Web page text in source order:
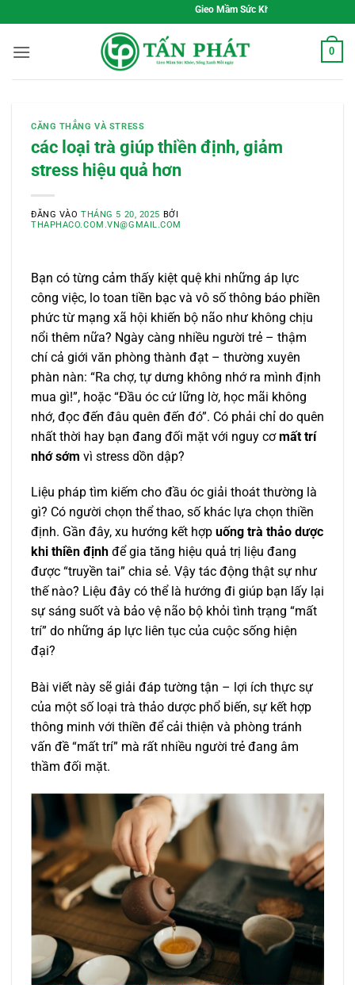
qua
nội
Gieo Mầm Sức Khỏe, Sống Xanh Mỗi Ngày
0
CĂNG THẲNG VÀ STRESS
các loại trà giúp thiền định, giảm
stress hiệu quả hơn
ĐĂNG VÀOTHÁNG 5 20, 2025 BỞI
THAPHACO.COM.VN@GMAIL.COM
Bạn có từng cảm thấy kiệt quệ khi những áp lực
công việc, lo toan tiền bạc và vô số thông báo phiền
phức từ mạng xã hội khiến bộ não như không chịu
nổi thêm nữa? Ngày càng nhiều người trẻ – thậm
chí cả giới văn phòng thành đạt – thường xuyên
phàn nàn: “Ra chợ, tự dưng không nhớ ra mình định
mua gì!”, hoặc “Đầu óc cứ lững lờ, học mãi không
nhớ, đọc đến đâu quên đến đó”. Có phải chỉ do quên
nhất thời hay bạn đang đối mặt với nguy cơmất trí
nhớ sớm vì stress dồn dập?
Liệu pháp tìm kiếm cho đầu óc giải thoát thường là
gì? Có người chọn thể thao, số khác lựa chọn thiền
định. Gần đây, xu hướng kết hợp uống trà thảo dược
khi thiền định để gia tăng hiệu quả trị liệu đang
được “truyền tai” chia sẻ. Vậy tác động thật sự như
thế nào? Liệu đây có thể là hướng đi giúp bạn lấy lại
sự sáng suốt và bảo vệ não bộ khỏi tình trạng “mất
trí” do những áp lực liên tục của cuộc sống hiện
đại?
Bài viết này sẽ giải đáp tường tận – lợi ích thực sự
của một số loại trà thảo dược phổ biến, sự kết hợp
thông minh với thiền để cải thiện và phòng tránh
vấn đề “mất trí” mà rất nhiều người trẻ đang âm
thầm đối mặt.